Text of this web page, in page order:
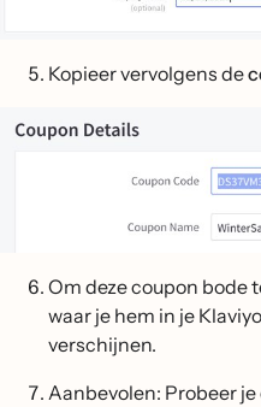
Kopieer vervolgens de
Om deze coupon bode
waar je hem in je
verschijnen.
Aanbevolen: Probeer